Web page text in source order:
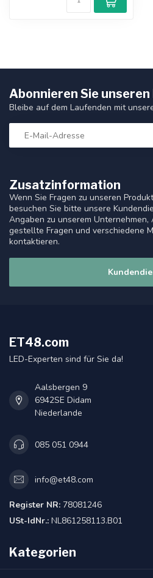
Zusatzinformation
Wenn Sie Fragen zu unseren
besuchen Sie bitte unsere
Angaben zu unserem
gestellte Fragen und verschiedene
kontaktieren.
Abonnieren Sie
Bleibe auf dem Laufenden mit
ET48.com
LED-Experten sind für Sie da!
Aalsbergen 9
6942SE Didam
Niederlande
085 051 0944
info@et48.com
Register NR: 78081246
USt-IdNr.: NL861258113.B01
Kategorien